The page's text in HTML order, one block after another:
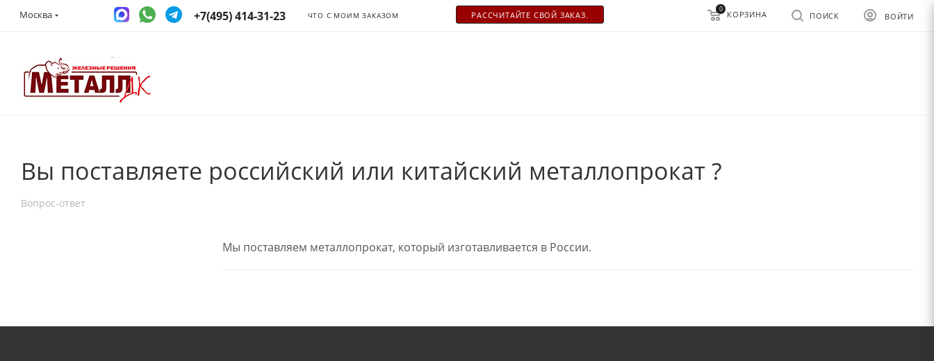
Москва +7(495) 414-31-23 ЧТО С МОИМ ЗАКАЗОМ РАСCЧИТАЙТЕ СВОЙ ЗАКАЗ. ВОЙТИ
ПОИСК
0
КОРЗИНА
Вы поставляете российский или китайский металлопрокат ?
Вопрос-ответ
Мы поставляем металлопрокат, который изготавливается в России.